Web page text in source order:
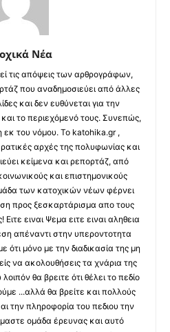
Νέα
τις απόψεις των αρθρογράφων,
που αναδημοσιεύει από άλλες
και δεν ευθύνεται για την
το περιεχόμενό τους. Συνεπώς,
εκ του νόμου. Το katohika.gr ,
αρχές της πολυφωνίας και
κείμενα και ρεπορτάζ, από
και επιστημονικούς
των κατοχικών νέων φέρνει
προς ξεσκαρτάρισμα απο τους
ειναι Ψεμα ειτε ειναι αληθεια
απέναντι στην υπεροντοτητα
ότι μόνο με την διαδικασία της μη
να ακολουθήσεις τα χνάρια της
θα βρειτε ότι θέλει το πεδίο
...αλλά θα βρείτε και πολλούς
την πληροφορία του πεδιου την
ομάδα έρευνας και αυτό